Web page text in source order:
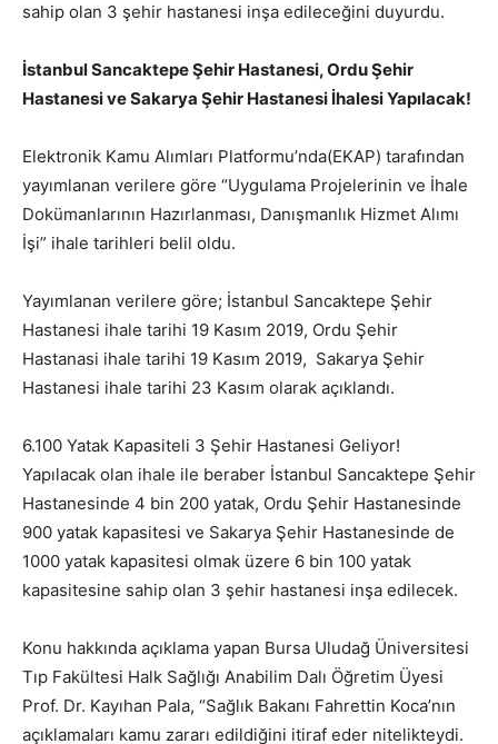
sahip olan 3 şehir hastanesi inşa edileceğini duyurdu.
İstanbul Sancaktepe Şehir Hastanesi, Ordu Şehir
Hastanesi ve Sakarya Şehir Hastanesi İhalesi Yapılacak!
Elektronik Kamu Alımları Platformu’nda(EKAP) tarafından
yayımlanan verilere göre “Uygulama Projelerinin ve İhale
Dokümanlarının Hazırlanması, Danışmanlık Hizmet Alımı
İşi” ihale tarihleri belil oldu.
Yayımlanan verilere göre; İstanbul Sancaktepe Şehir
Hastanesi ihale tarihi 19 Kasım 2019, Ordu Şehir
Hastanasi ihale tarihi 19 Kasım 2019, Sakarya Şehir
Hastanesi ihale tarihi 23 Kasım olarak açıklandı.
6.100 Yatak Kapasiteli 3 Şehir Hastanesi Geliyor!
Yapılacak olan ihale ile beraber İstanbul Sancaktepe Şehir
Hastanesinde 4 bin 200 yatak, Ordu Şehir Hastanesinde
900 yatak kapasitesi ve Sakarya Şehir Hastanesinde de
1000 yatak kapasitesi olmak üzere 6 bin 100 yatak
kapasitesine sahip olan 3 şehir hastanesi inşa edilecek.
Konu hakkında açıklama yapan Bursa Uludağ Üniversitesi
Tıp Fakültesi Halk Sağlığı Anabilim Dalı Öğretim Üyesi
Prof. Dr. Kayıhan Pala, “Sağlık Bakanı Fahrettin Koca’nın
açıklamaları kamu zararı edildiğini itiraf eder nitelikteydi.